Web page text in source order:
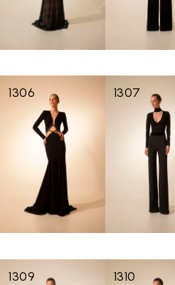
1306 1307
1309 1310